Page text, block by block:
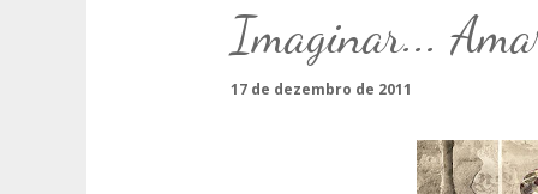
Imaginar...
17 de dezembro de 2011